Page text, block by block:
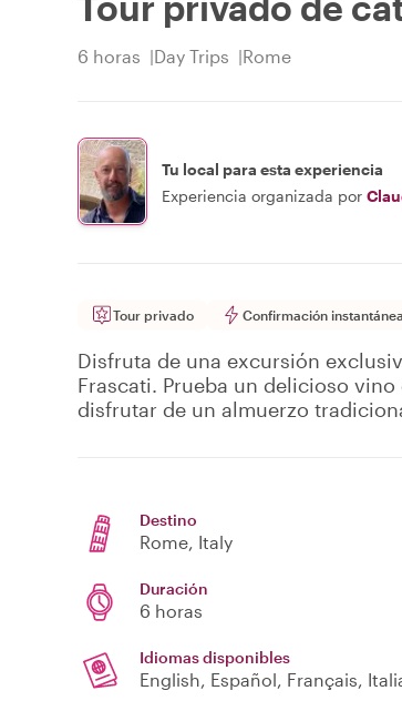
6 horas Day Trips Rome
Tu local para esta experiencia
Experiencia organizada por
Tour privado Confirmación instantánea
Disfruta de una excursión
Frascati. Prueba un delicioso
disfrutar de un almuerzo
Destino
Rome, Italy
Duración
6 horas
Idiomas disponibles
English, Español, Français,